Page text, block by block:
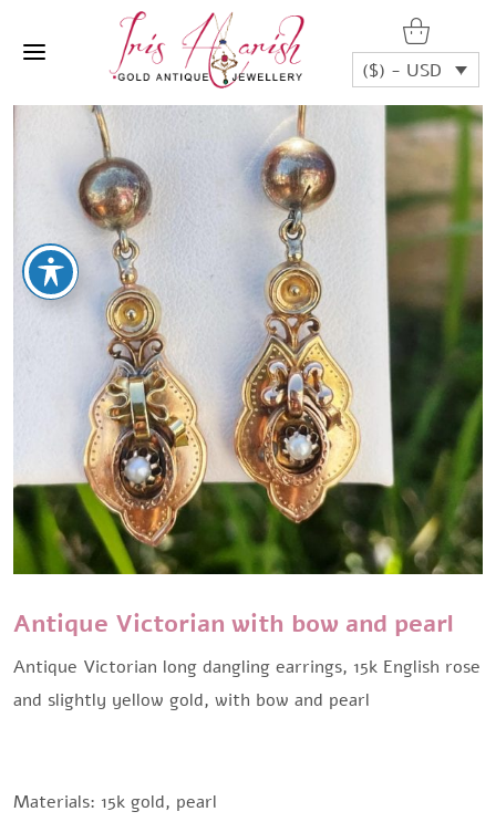
($) - USD
Antique Victorian with bow and pearl
Antique Victorian long dangling earrings, 15k English rose
and slightly yellow gold, with bow and pearl
Materials: 15k gold, pearl